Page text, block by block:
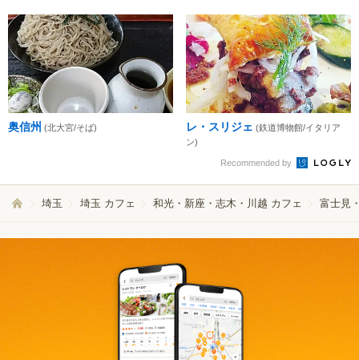
奥信州 (北大宮/そば) レ・スリジェ (鉄道博物館/イタリア
ン)
Recommended by
埼玉 埼玉 カフェ 和光・新座・志木・川越 カフェ 富士見